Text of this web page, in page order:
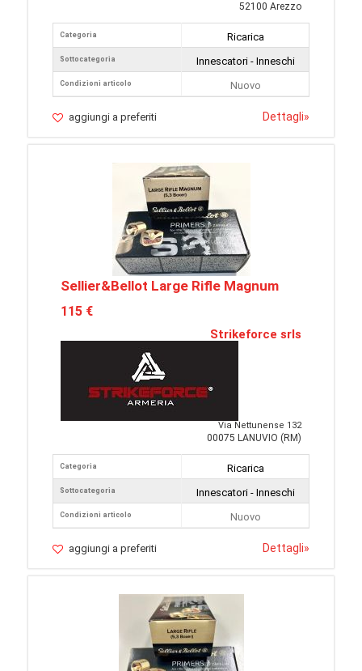
52100 Arezzo
Categoria
Sottocategoria
Condizioni articolo
Ricarica
Innescatori - Inneschi
Nuovo
aggiungi a preferiti Dettagli»
Sellier&Bellot Large Rifle Magnum
115 €
Strikeforce srls
Via Nettunense 132
00075 LANUVIO (RM)
Categoria
Sottocategoria
Condizioni articolo
Ricarica
Innescatori - Inneschi
Nuovo
aggiungi a preferiti Dettagli»